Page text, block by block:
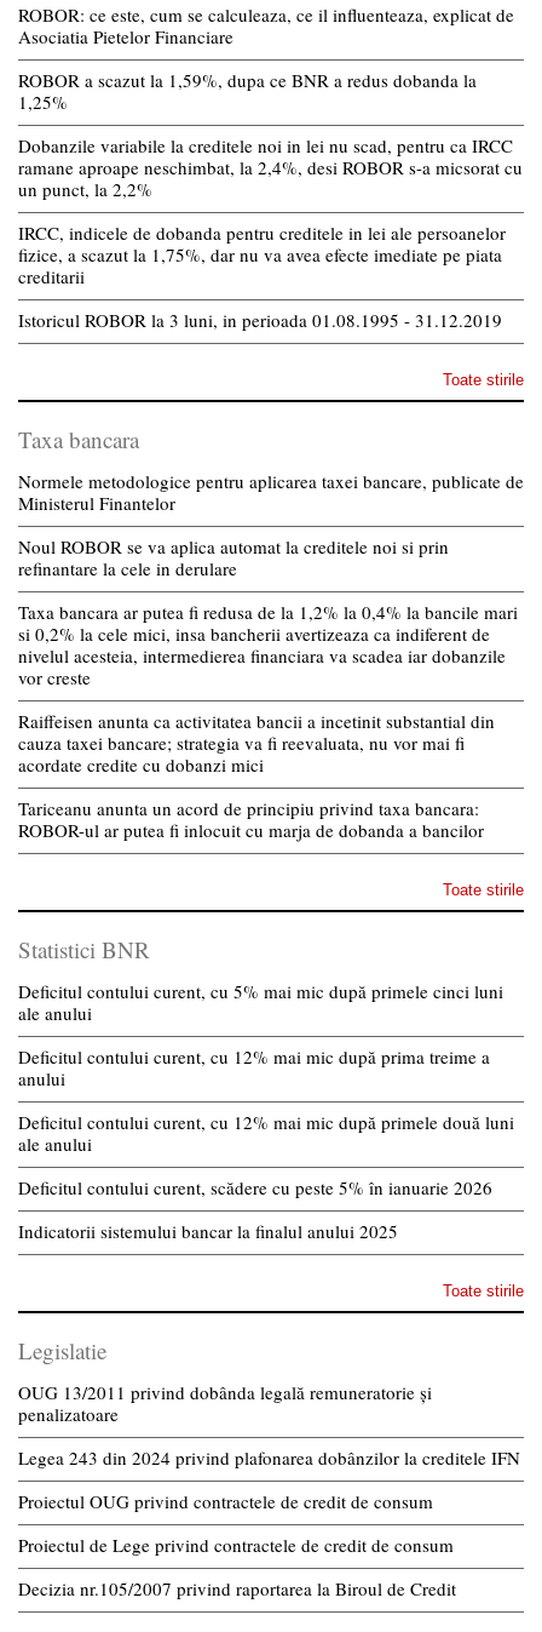
ROBOR: ce este, cum se calculeaza, ce il influenteaza, explicat de
Asociatia Pietelor Financiare
ROBOR a scazut la 1,59%, dupa ce BNR a redus dobanda la
1,25%
Dobanzile variabile la creditele noi in lei nu scad, pentru ca IRCC
ramane aproape neschimbat, la 2,4%, desi ROBOR s-a micsorat cu
un punct, la 2,2%
IRCC, indicele de dobanda pentru creditele in lei ale persoanelor
fizice, a scazut la 1,75%, dar nu va avea efecte imediate pe piata
creditarii
Istoricul ROBOR la 3 luni, in perioada 01.08.1995 - 31.12.2019
Toate stirile
Taxa bancara
Normele metodologice pentru aplicarea taxei bancare, publicate de
Ministerul Finantelor
Noul ROBOR se va aplica automat la creditele noi si prin
refinantare la cele in derulare
Taxa bancara ar putea fi redusa de la 1,2% la 0,4% la bancile mari
si 0,2% la cele mici, insa bancherii avertizeaza ca indiferent de
nivelul acesteia, intermedierea financiara va scadea iar dobanzile
vor creste
Raiffeisen anunta ca activitatea bancii a incetinit substantial din
cauza taxei bancare; strategia va fi reevaluata, nu vor mai fi
acordate credite cu dobanzi mici
Tariceanu anunta un acord de principiu privind taxa bancara:
ROBOR-ul ar putea fi inlocuit cu marja de dobanda a bancilor
Toate stirile
Statistici BNR
Deficitul contului curent, cu 5% mai mic după primele cinci luni
ale anului
Deficitul contului curent, cu 12% mai mic după prima treime a
anului
Deficitul contului curent, cu 12% mai mic după primele două luni
ale anului
Deficitul contului curent, scădere cu peste 5% în ianuarie 2026
Indicatorii sistemului bancar la finalul anului 2025
Toate stirile
Legislatie
OUG 13/2011 privind dobânda legală remuneratorie și
penalizatoare
Legea 243 din 2024 privind plafonarea dobânzilor la creditele IFN
Proiectul OUG privind contractele de credit de consum
Proiectul de Lege privind contractele de credit de consum
Decizia nr.105/2007 privind raportarea la Biroul de Credit